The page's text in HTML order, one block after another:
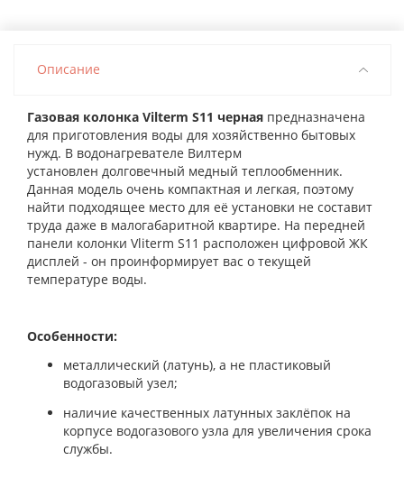
Описание
Газовая колонка Vilterm S11 черная предназначена
для приготовления воды для хозяйственно бытовых
нужд. В водонагревателе Вилтерм
установлен долговечный медный теплообменник.
Данная модель очень компактная и легкая, поэтому
найти подходящее место для её установки не составит
труда даже в малогабаритной квартире. На передней
панели колонки Vliterm S11 расположен цифровой ЖК
дисплей - он проинформирует вас о текущей
температуре воды.
Особенности:
металлический (латунь), а не пластиковый
водогазовый узел;
наличие качественных латунных заклёпок на
корпусе водогазового узла для увеличения срока
службы.